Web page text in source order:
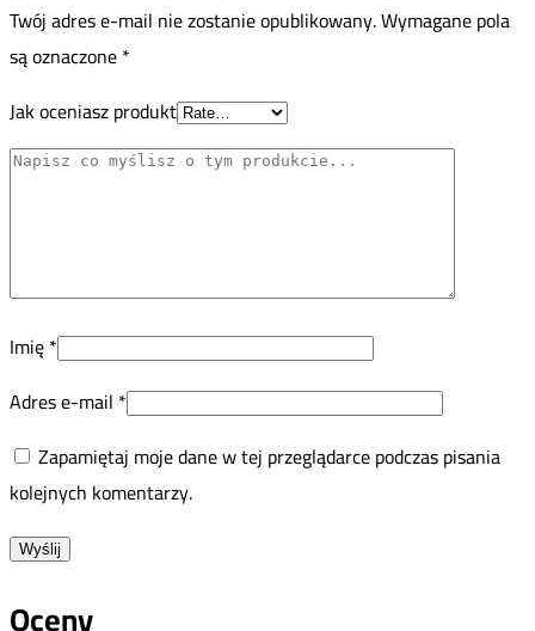
Twój adres e-mail nie zostanie opublikowany.Wymagane pola
są oznaczone*
Jak oceniasz produkt
Imię*
Adres e-mail *
Zapamiętaj moje dane w tej przeglądarce podczas pisania
kolejnych komentarzy.